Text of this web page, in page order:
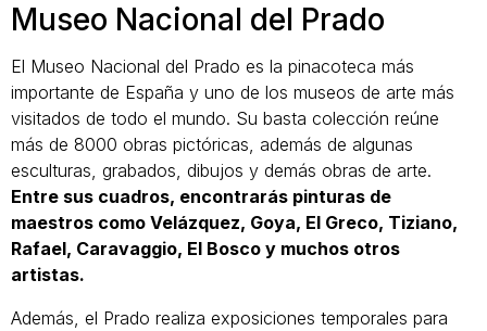
Museo Nacional del Prado
El Museo Nacional del Prado es la pinacoteca más
importante de España y uno de los museos de arte más
visitados de todo el mundo. Su basta colección reúne
más de 8000 obras pictóricas, además de algunas
esculturas, grabados, dibujos y demás obras de arte.
Entre sus cuadros, encontrarás pinturas de
maestros como Velázquez, Goya, El Greco, Tiziano,
Rafael, Caravaggio, El Bosco y muchos otros
artistas.
Además, el Prado realiza exposiciones temporales para